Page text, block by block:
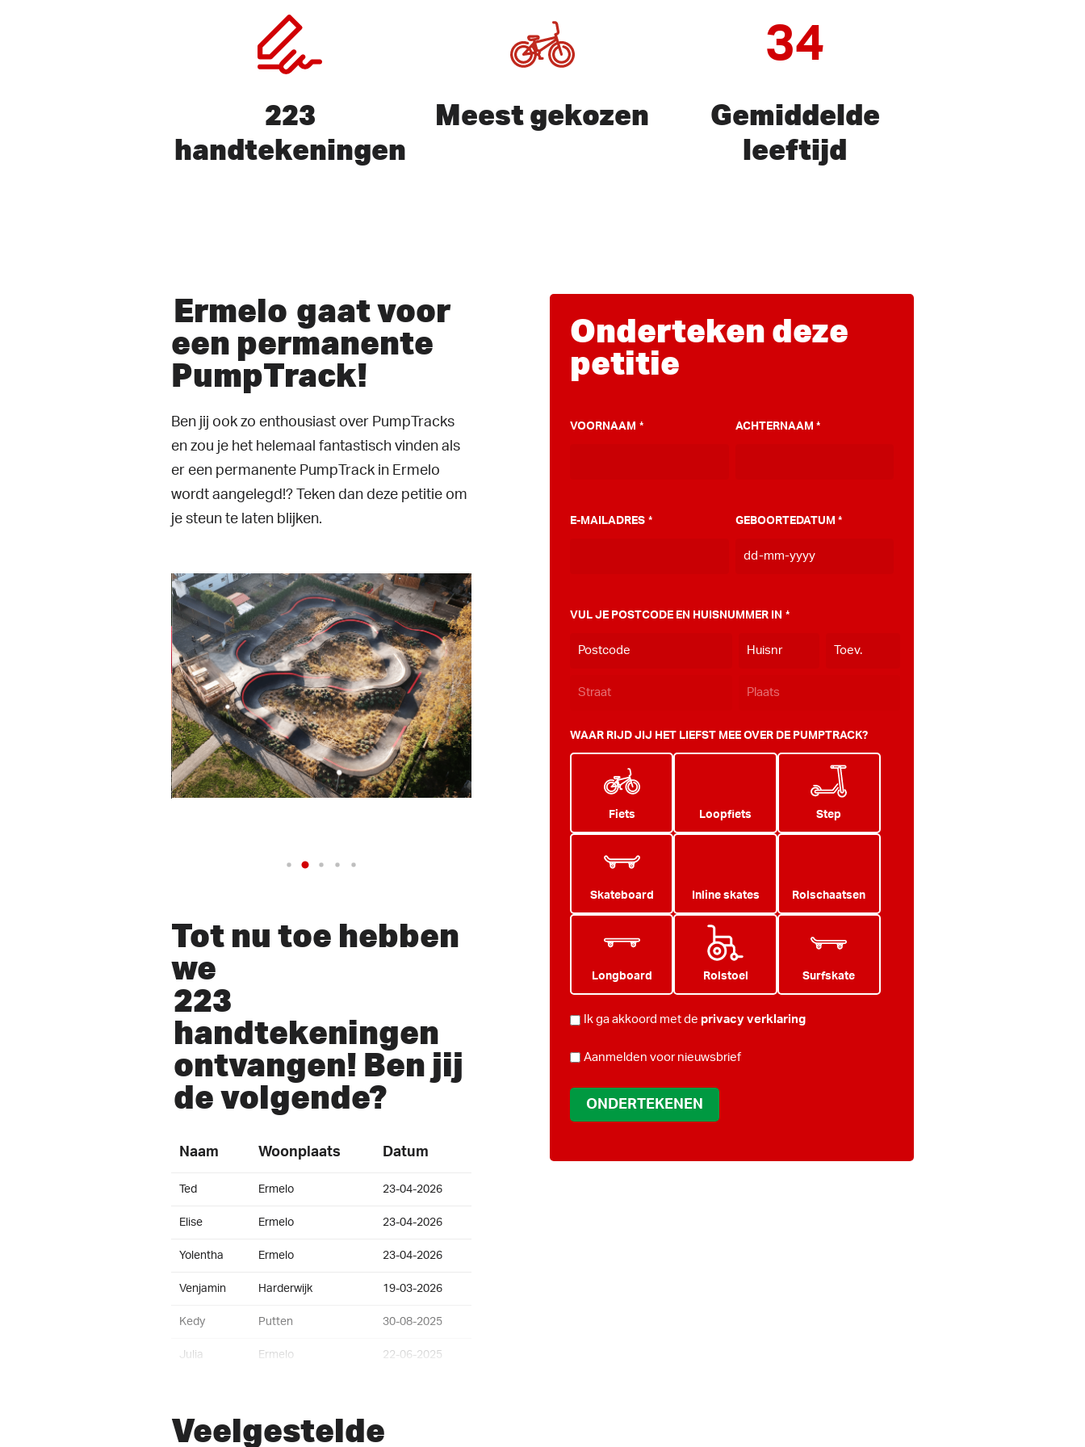
223
handtekeningen
Meest gekozen
34
Gemiddelde
leeftijd
Ermelo gaat voor
een permanente
PumpTrack!
Ben jij ook zo enthousiast over PumpTracks
en zou je het helemaal fantastisch vinden als
er een permanente PumpTrack in Ermelo
wordt aangelegd!? Teken dan deze petitie om
je steun te laten blijken.
Tot nu toe hebben
we
223
handtekeningen
ontvangen! Ben jij
de volgende?
Naam Woonplaats Datum
Ted Ermelo 23-04-2026
Elise Ermelo 23-04-2026
Yolentha Ermelo 23-04-2026
Venjamin Harderwijk 19-03-2026
Kedy Putten 30-08-2025
Julia Ermelo 22-06-2025
Yves Amersfoort
Veelgestelde
Onderteken deze
petitie
VOORNAAM * ACHTERNAAM *
E-MAILADRES * GEBOORTEDATUM *
MM
VUL JE POSTCODE EN HUISNUMMER IN *
WAAR RIJD JIJ HET LIEFST MEE OVER DE PUMPTRACK?
Fiets Loopfiets Step
Skateboard Inline skates Rolschaatsen
Longboard Rolstoel Surfskate
PRIVACY
Ik ga akkoord met de privacy verklaring
NIEUWSBRIEF
Aanmelden voor nieuwsbrief